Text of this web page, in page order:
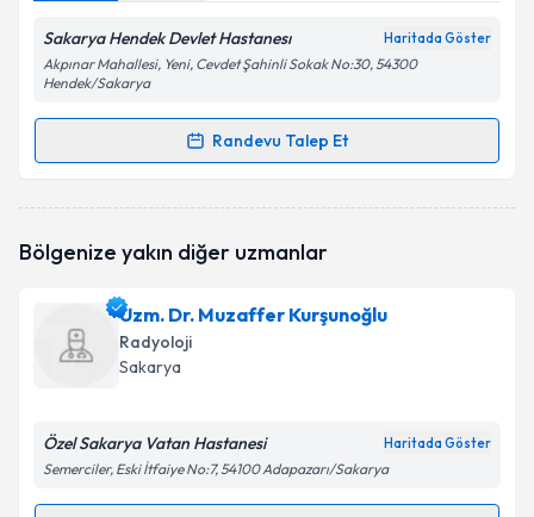
Sakarya Hendek Devlet Hastanesı Haritada Göster
Akpınar Mahallesi, Yeni, Cevdet Şahinli Sokak No:30, 54300
Hendek/Sakarya
Randevu Talep Et
Randevu Takvimi Talebi
oluşturun. Size bu uzmandan randevu almanız için bir
E-posta Adresiniz
Kişisel verilerimin işlenmesine ilişkin
Aydınlatma
Metni'ni okudum ve kişisel verilerimin belirtilen
Bölgenize yakın diğer uzmanlar
Uzm. Dr. Muzaffer Kurşunoğlu
Radyoloji
Sakarya
Özel Sakarya Vatan Hastanesi Haritada Göster
Semerciler, Eski İtfaiye No:7, 54100 Adapazarı/Sakarya